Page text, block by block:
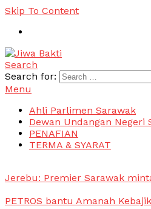
Skip To Content
Jiwa Bakti
Suara PBB Sarawak
Search
Search for:
Menu
Ahli Parlimen Sarawak
Dewan Undangan Negeri
PENAFIAN
TERMA & SYARAT
Jerebu: Premier Sarawak
PETROS bantu Amanah